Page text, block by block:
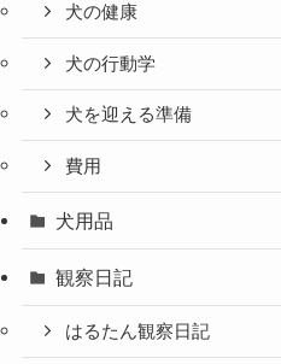
犬の健康
犬の行動学
犬を迎える準備
費用
犬用品
観察日記
はるたん観察日記